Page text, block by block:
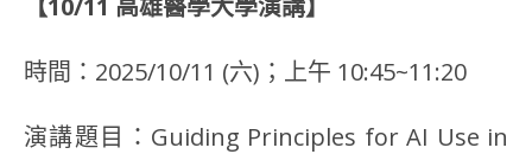
【10/11 高雄醫學大學演講】
時間：2025/10/11 (六)；上午 10:45~11:20
演講題目：Guiding Principles for AI Use in